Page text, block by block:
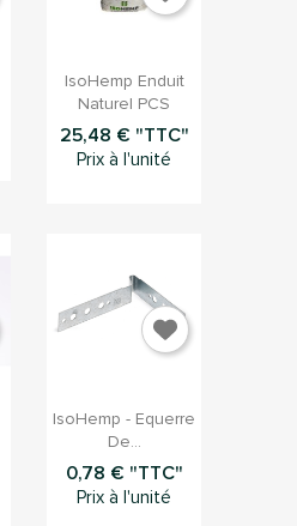
Aperçu rapide
IsoHemp Enduit
Naturel PCS
25,48 € "TTC"
Prix à l'unité
Aperçu rapide
IsoHemp - Equerre
De...
0,78 € "TTC"
Prix à l'unité